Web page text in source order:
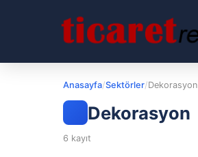
Anasayfa/Sektörler/Dekorasyon
Dekorasyon
6 kayıt